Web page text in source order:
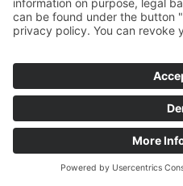
Verfahrens erhält Instagram
Unterseite unserer
Sofern die betroffene Person
eingeloggt ist, erkennt
Internetseite durch die
gesamten Dauer des
Internetseite, welche konkrete
Person besucht. Diese